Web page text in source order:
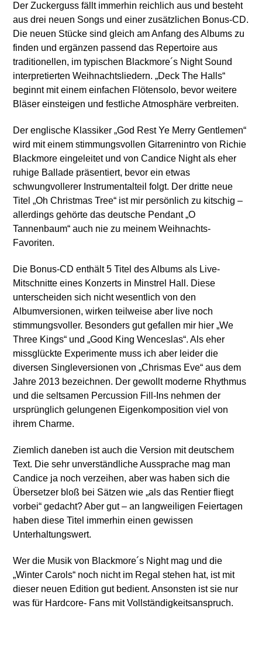
Der Zuckerguss fällt immerhin reichlich aus und besteht
aus drei neuen Songs und einer zusätzlichen Bonus-CD.
Die neuen Stücke sind gleich am Anfang des Albums zu
finden und ergänzen passend das Repertoire aus
traditionellen, im typischen Blackmore´s Night Sound
interpretierten Weihnachtsliedern. „Deck The Halls“
beginnt mit einem einfachen Flötensolo, bevor weitere
Bläser einsteigen und festliche Atmosphäre verbreiten.
Der englische Klassiker „God Rest Ye Merry Gentlemen“
wird mit einem stimmungsvollen Gitarrenintro von Richie
Blackmore eingeleitet und von Candice Night als eher
ruhige Ballade präsentiert, bevor ein etwas
schwungvollerer Instrumentalteil folgt. Der dritte neue
Titel „Oh Christmas Tree“ ist mir persönlich zu kitschig –
allerdings gehörte das deutsche Pendant „O
Tannenbaum“ auch nie zu meinem Weihnachts-
Favoriten.
Die Bonus-CD enthält 5 Titel des Albums als Live-
Mitschnitte eines Konzerts in Minstrel Hall. Diese
unterscheiden sich nicht wesentlich von den
Albumversionen, wirken teilweise aber live noch
stimmungsvoller. Besonders gut gefallen mir hier „We
Three Kings“ und „Good King Wenceslas“. Als eher
missglückte Experimente muss ich aber leider die
diversen Singleversionen von „Chrismas Eve“ aus dem
Jahre 2013 bezeichnen. Der gewollt moderne Rhythmus
und die seltsamen Percussion Fill-Ins nehmen der
ursprünglich gelungenen Eigenkomposition viel von
ihrem Charme.
Ziemlich daneben ist auch die Version mit deutschem
Text. Die sehr unverständliche Aussprache mag man
Candice ja noch verzeihen, aber was haben sich die
Übersetzer bloß bei Sätzen wie „als das Rentier fliegt
vorbei“ gedacht? Aber gut – an langweiligen Feiertagen
haben diese Titel immerhin einen gewissen
Unterhaltungswert.
Wer die Musik von Blackmore´s Night mag und die
„Winter Carols“ noch nicht im Regal stehen hat, ist mit
dieser neuen Edition gut bedient. Ansonsten ist sie nur
was für Hardcore- Fans mit Vollständigkeitsanspruch.